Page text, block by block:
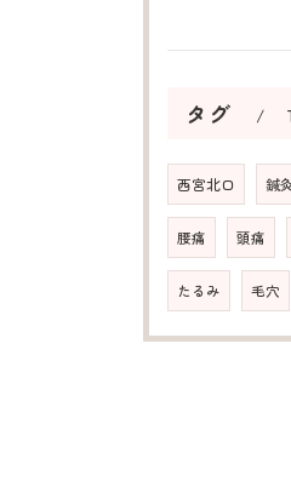
タグ
西宮北口 鍼
腰痛 頭痛
たるみ 毛穴